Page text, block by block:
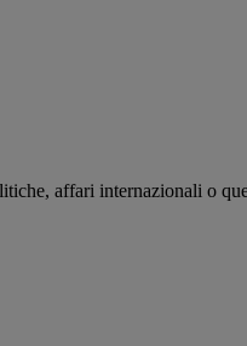
affari internazionali o